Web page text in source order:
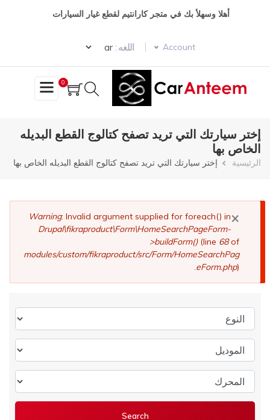
أهلا وسهلأ بك في متجر كارانتيم لقطع غيار السيارات
Account اللغه :
Select your language
0
إختر سيارتك التي تريد تصفح كتالوج القطع البديله
الخاص بها
مسار
الرئيسية إختر سيارتك التي تريد تصفح كتالوج القطع البديله الخاص بها
×
رسالة
الخطأ
Warning: Invalid argument supplied for foreach() in
Drupal\fikraproduct\Form\HomeSearchPageForm-
>buildForm()(line 68of
modules/custom/fikraproduct/src/Form/HomeSearchPag
eForm.php).
النوع
الموديل
المحرك